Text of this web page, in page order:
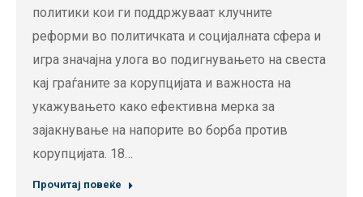
политики кои ги поддржуваат клучните
реформи во политичката и социјалната сфера и
игра значајна улога во подигнувањето на свеста
кај граѓаните за корупцијата и важноста на
укажувањето како ефективна мерка за
зајакнување на напорите во борба против
корупцијата. 18…
Прочитај повеќе